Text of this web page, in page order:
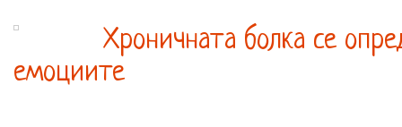
Хроничната болка се
емоциите